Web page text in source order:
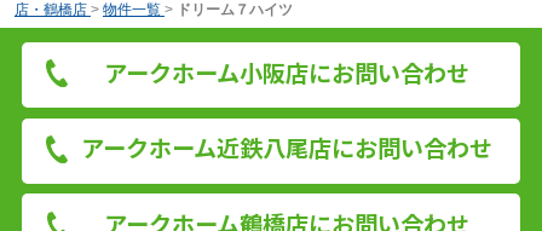
店・鶴橋店 > 物件一覧 > ドリーム７ハイツ
アークホーム小阪店にお問い合わせ
アークホーム近鉄八尾店にお問い合わせ
アークホーム鶴橋店にお問い合わせ